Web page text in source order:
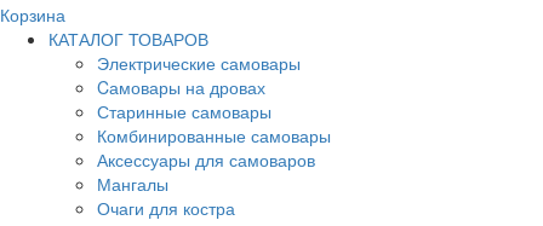
Корзина
КАТАЛОГ ТОВАРОВ
Электрические самовары
Cамовары на дровах
Старинные самовары
Комбинированные самовары
Аксессуары для самоваров
Мангалы
Очаги для костра